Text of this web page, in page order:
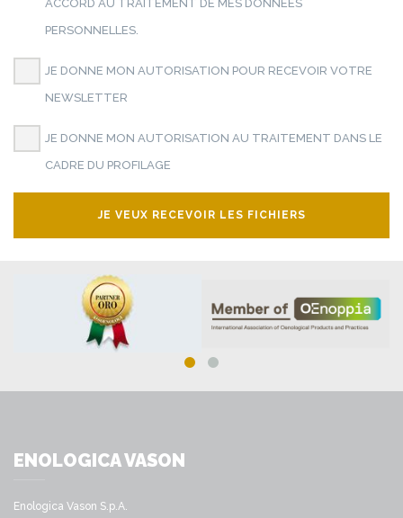
ACCORD AU TRAITEMENT DE MES DONNÉES
PERSONNELLES.
JE DONNE MON AUTORISATION POUR RECEVOIR VOTRE
NEWSLETTER
JE DONNE MON AUTORISATION AU TRAITEMENT DANS LE
CADRE DU PROFILAGE
JE VEUX RECEVOIR LES FICHIERS
ENOLOGICA VASON
Enologica Vason S.p.A.